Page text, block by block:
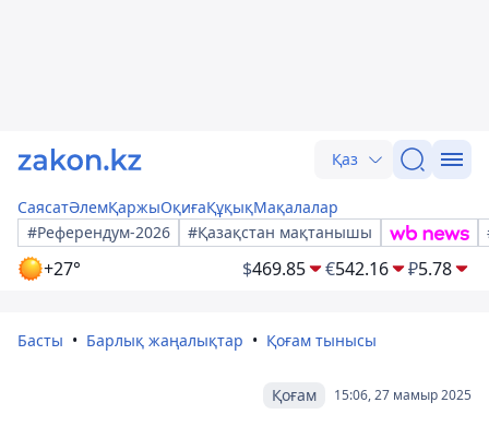
Қаз
СаясатӘлемҚаржыОқиғаҚұқықМақалалар
#Референдум-2026
#Қазақстан мақтанышы
+27° $469.85 €542.16 ₽5.78
Басты Барлық жаңалықтар Қоғам тынысы
15:06, 27 мамыр 2025
Қоғам